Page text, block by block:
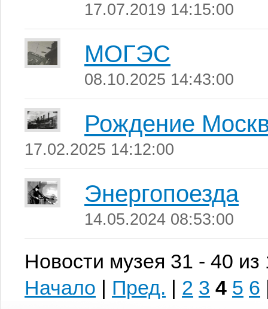
17.07.2019 14:15:00
МОГЭС
08.10.2025 14:43:00
Рождение
17.02.2025 14:12:00
Энергопоезда
14.05.2024 08:53:00
Новости музея 31 - 40 из
Начало | Пред. | 2 3 4 5 6